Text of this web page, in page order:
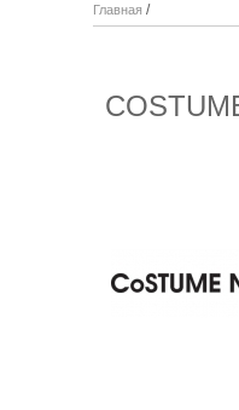
Главная /